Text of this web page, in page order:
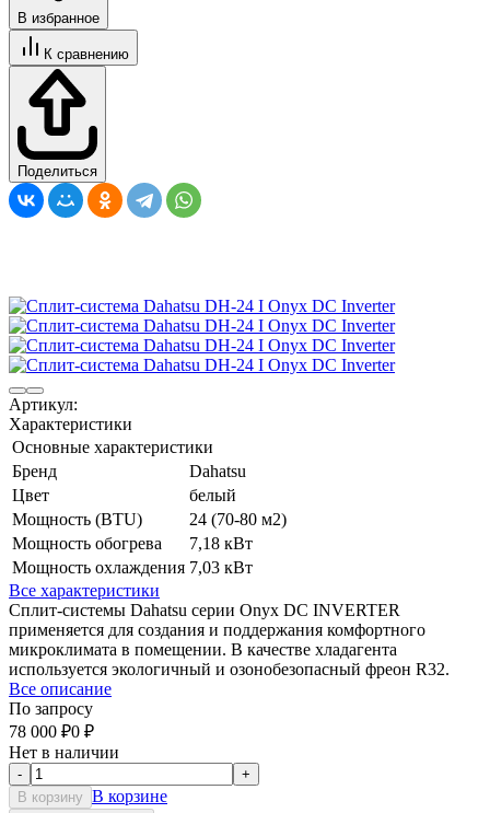
В избранное
К сравнению
Поделиться
Артикул:
Характеристики
Основные характеристики
Бренд
Dahatsu
Цвет
белый
Мощность (BTU)
24 (70-80 м2)
Мощность обогрева
7,18 кВт
Мощность охлаждения 7,03 кВт
Все характеристики
Сплит-системы Dahatsu серии Onyx DC INVERTER
применяется для создания и поддержания комфортного
микроклимата в помещении. В качестве хладагента
используется экологичный и озонобезопасный фреон R32.
Все описание
По запросу
78 000 ₽0 ₽
Нет в наличии
-
+
В корзину В корзине